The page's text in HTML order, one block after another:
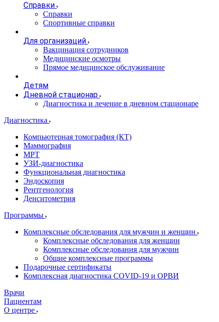
Справки
Справки
Спортивные справки
Для организаций
Вакцинация сотрудников
Медицинские осмотры
Прямое медицинское обслуживание
Детям
Дневной стационар
Диагностика и лечение в дневном стационаре
Диагностика
Компьютерная томография (КТ)
Маммография
МРТ
УЗИ-диагностика
Функциональная диагностика
Эндоскопия
Рентгенология
Денситометрия
Программы
Комплексные обследования для мужчин и женщин
Комплексные обследования для женщин
Комплексные обследования для мужчин
Общие комплексные программы
Подарочные сертификаты
Комплексная диагностика COVID-19 и ОРВИ
Врачи
Пациентам
О центре